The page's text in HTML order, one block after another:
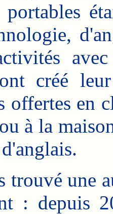
portables
ont créé
offertes en
à la
trouvé une
: depuis